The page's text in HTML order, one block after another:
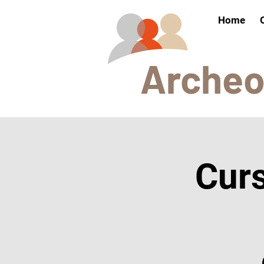
Home
Arch